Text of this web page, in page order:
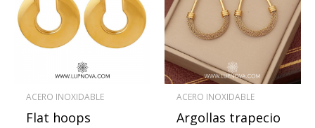
ACERO INOXIDABLE
Flat hoops
ACERO INOXIDABLE
Argollas trapecio